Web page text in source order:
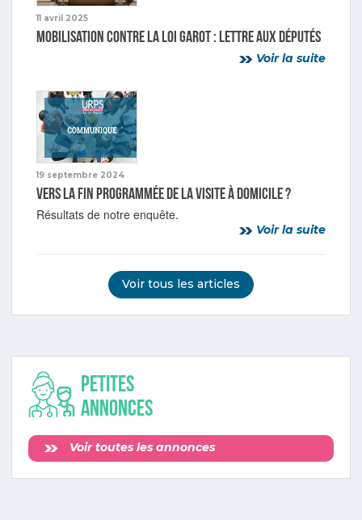
11 avril 2025
Mobilisation contre la loi Garot : lettre aux Députés
Voir la suite
19 septembre 2024
Vers la fin programmée de la visite à domicile ?
Résultats de notre enquête.
Voir la suite
Voir tous les articles
Petites
annonces
Voir toutes les annonces